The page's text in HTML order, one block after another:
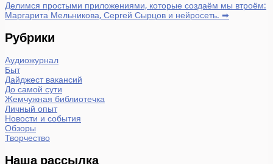
Делимся простыми приложениями, которые создаём мы втроём:
Маргарита Мельникова, Сергей Сырцов и нейросеть. ➡
Рубрики
Аудиожурнал
Быт
Дайджест вакансий
До самой сути
Жемчужная библиотечка
Личный опыт
Новости и события
Обзоры
Творчество
Наша рассылка